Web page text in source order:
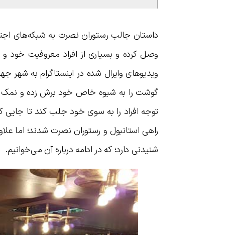
داستان جالب رستوران نصرت به شبکه‌های
وصل کرده و بسیاری از افراد معروفیت
ویدیوهای وایرال شده در اینستاگرام به
گوشت را به شیوه خاص خود برش زده و نمک
توجه افراد را به سوی خود جلب کند تا
راهی استانبول و رستوران نصرت شدند؛ اما
شنیدنی دارد؛ که در ادامه درباره آن می‌خوانیم.